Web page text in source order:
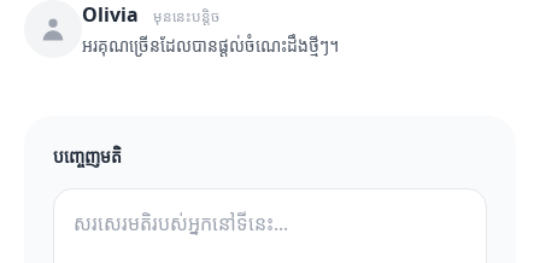
Olivia មុននេះបន្តិច
អរគុណច្រើនដែលបានផ្តល់ចំណេះដឹងថ្មីៗ។
បញ្ចេញមតិ